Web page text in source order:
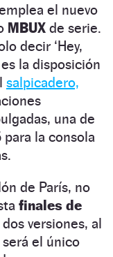
el nuevo
MBUX de serie.
decir ‘Hey,
la disposición
salpicadero,
una de
la consola
de París, no
finales de
versiones, al
será el único